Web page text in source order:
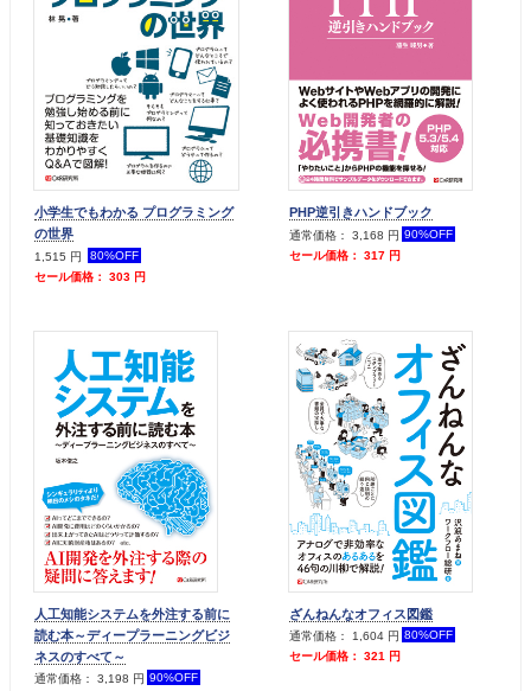
小学生でもわかる プログラミング
の世界
1,515 円
80%OFF
セール価格： 303 円
PHP逆引きハンドブック
通常価格： 3,168 円 90%OFF
セール価格： 317 円
人工知能システムを外注する前に
読む本～ディープラーニングビジ
ネスのすべて～
通常価格： 3,198 円 90%OFF
ざんねんなオフィス図鑑
通常価格： 1,604 円 80%OFF
セール価格： 321 円